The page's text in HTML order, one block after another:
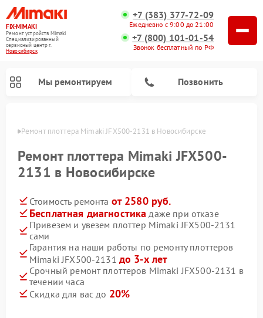
FIX-MIMAKI
Ремонт устройств Mimaki
Специализированный
cервисный центр г.
Новосибирск
+7 (383) 377-72-09
Ежедневно с 9:00 до 21:00
+7 (800) 101-01-54
Звонок бесплатный по РФ
Мы ремонтируем Позвонить
Ремонт плоттера Mimaki JFX500-2131 в Новосибирске
Ремонт плоттера Mimaki JFX500-
2131 в Новосибирске
Стоимость ремонта от 2580 руб.
Бесплатная диагностика даже при отказе
Привезем и увезем плоттер Mimaki JFX500-2131
сами
Гарантия на наши работы по ремонту плоттеров
Mimaki JFX500-2131 до 3-х лет
Срочный ремонт плоттеров Mimaki JFX500-2131 в
течении часа
Скидка для вас до 20%